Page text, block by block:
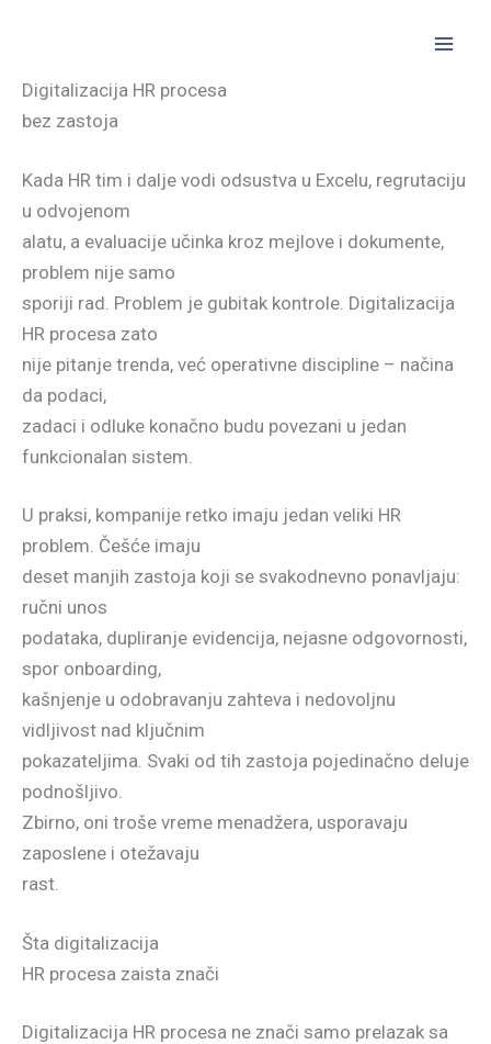
Digitalizacija HR procesa
bez zastoja
Kada HR tim i dalje vodi odsustva u Excelu, regrutaciju
u odvojenom
alatu, a evaluacije učinka kroz mejlove i dokumente,
problem nije samo
sporiji rad. Problem je gubitak kontrole. Digitalizacija
HR procesa zato
nije pitanje trenda, već operativne discipline – načina
da podaci,
zadaci i odluke konačno budu povezani u jedan
funkcionalan sistem.
U praksi, kompanije retko imaju jedan veliki HR
problem. Češće imaju
deset manjih zastoja koji se svakodnevno ponavljaju:
ručni unos
podataka, dupliranje evidencija, nejasne odgovornosti,
spor onboarding,
kašnjenje u odobravanju zahteva i nedovoljnu
vidljivost nad ključnim
pokazateljima. Svaki od tih zastoja pojedinačno deluje
podnošljivo.
Zbirno, oni troše vreme menadžera, usporavaju
zaposlene i otežavaju
rast.
Šta digitalizacija
HR procesa zaista znači
Digitalizacija HR procesa ne znači samo prelazak sa